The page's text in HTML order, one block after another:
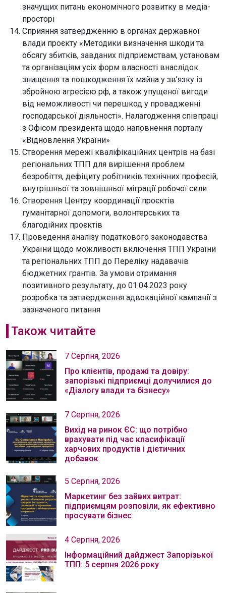
значущих питань економічного розвитку в медіа-
просторі
Сприяння затвердженню в органах державної
влади проєкту «Методики визначення шкоди та
обсягу збитків, завданих підприємствам, установам
та організаціям усіх форм власності внаслідок
знищення та пошкодження їх майна у зв’язку із
збройною агресією рф, а також упущеної вигоди
від неможливості чи перешкод у провадженні
господарської діяльності». Налагодження співпраці
з Офісом президента щодо наповнення порталу
«Відновлення України»
Створення мережі кваліфікаційних центрів на базі
регіональних ТПП для вирішення проблем
безробіття, дефіциту робітників технічних професій,
внутрішньої та зовнішньої міграції робочої сили
Створення Центру координації проєктів
гуманітарної допомоги, волонтерських та
благодійних проєктів
Проведення аналізу податкового законодавства
України щодо можливості включення ТПП України
та регіональних ТПП до Переліку надавачів
бюджетних грантів. За умови отримання
позитивного результату, до 01.04.2023 року
розробка та затвердження адвокаційної кампанії з
зазначеного питання
Також читайте
7 Серпня, 2026
Про клієнтів, продажі та довіру:
запорізькі підприємці долучилися до
«Діалогу влади та бізнесу»
7 Серпня, 2026
Вихід на ринок ЄС: що потрібно
врахувати під час класифікації
харчових продуктів і дієтичних
добавок
5 Серпня, 2026
Маркетинг без зайвих витрат:
підприємцям розповіли, як ефективно
просувати бізнес
4 Серпня, 2026
Інформаційний дайджест Запорізької
ТПП: 5 серпня 2026 року